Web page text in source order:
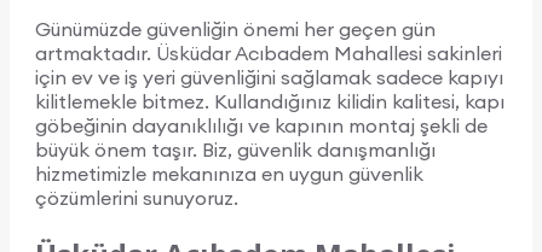
Günümüzde güvenliğin önemi her geçen gün
artmaktadır. Üsküdar Acıbadem Mahallesi sakinleri
için ev ve iş yeri güvenliğini sağlamak sadece kapıyı
kilitlemekle bitmez. Kullandığınız kilidin kalitesi, kapı
göbeğinin dayanıklılığı ve kapının montaj şekli de
büyük önem taşır. Biz, güvenlik danışmanlığı
hizmetimizle mekanınıza en uygun güvenlik
çözümlerini sunuyoruz.